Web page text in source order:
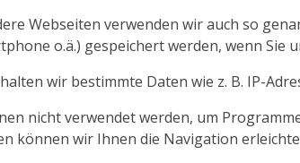
Webseiten verwenden wir auch so
o.ä.) gespeichert werden, wenn Sie
wir bestimmte Daten wie z. B. IP-
nicht verwendet werden, um
können wir Ihnen die Navigation